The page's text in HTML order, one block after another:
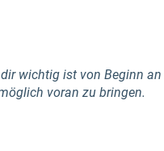
wichtig ist von Beginn an
voran zu bringen.